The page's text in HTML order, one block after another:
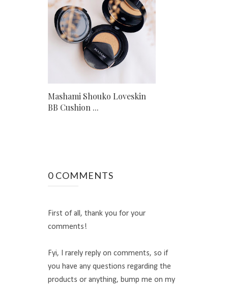
Mashami Shouko Loveskin
BB Cushion ...
0 COMMENTS
First of all, thank you for your
comments!
Fyi, I rarely reply on comments, so if
you have any questions regarding the
products or anything, bump me on my